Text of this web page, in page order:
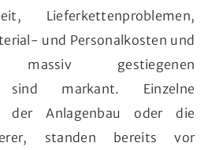
Lieferkettenproblemen,
und Personalkosten und
massiv gestiegenen
sind markant. Einzelne
der Anlagenbau oder die
standen bereits vor